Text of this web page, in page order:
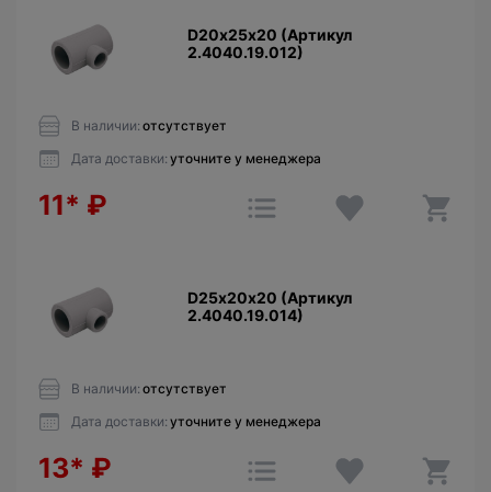
D20х25х20 (Артикул
2.4040.19.012)
В наличии: отсутствует
Дата доставки: уточните у менеджера
11* ₽
D25х20х20 (Артикул
2.4040.19.014)
В наличии: отсутствует
Дата доставки: уточните у менеджера
13* ₽